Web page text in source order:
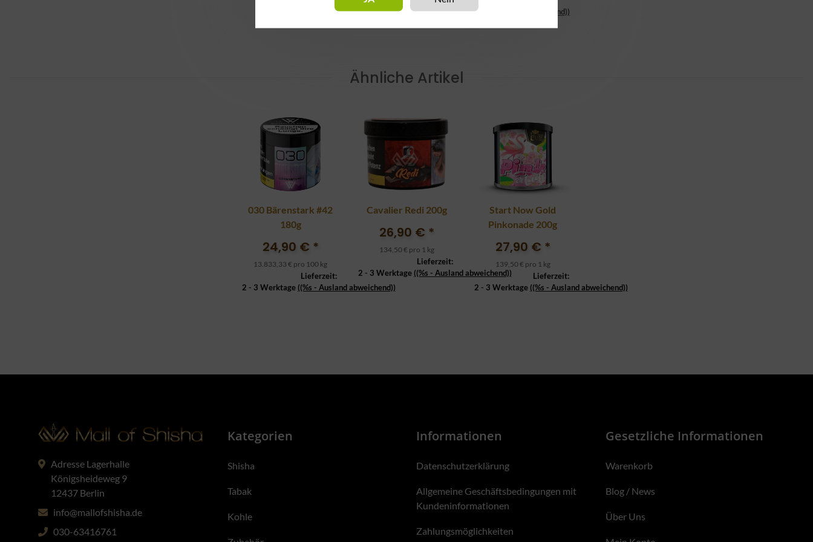
2 - 3 Werktage((%s - Ausland abweichend))
Ähnliche Artikel
030 Bärenstark #42
180g
24,90 € *
13.833,33 € pro 100 kg
Lieferzeit:
2 - 3 Werktage ((%s - Ausland abweichend))
Cavalier Redi 200g
26,90 € *
134,50 € pro 1 kg
Lieferzeit:
2 - 3 Werktage ((%s - Ausland abweichend))
Start Now Gold
Pinkonade 200g
27,90 € *
139,50 € pro 1 kg
Lieferzeit:
2 - 3 Werktage ((%s - Ausland abweichend))
Adresse Lagerhalle
Königsheideweg 9
12437 Berlin
info@mallofshisha.de
030-63416761
Kategorien
Shisha
Tabak
Kohle
Informationen
Datenschutzerklärung
Allgemeine Geschäftsbedingungen mit
Kundeninformationen
Zahlungsmöglichkeiten
Gesetzliche Informationen
Warenkorb
Blog / News
Über Uns